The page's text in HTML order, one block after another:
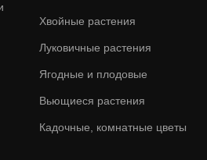
Хвойные растения
Луковичные растения
Ягодные и плодовые
Вьющиеся растения
Кадочные, комнатные цветы